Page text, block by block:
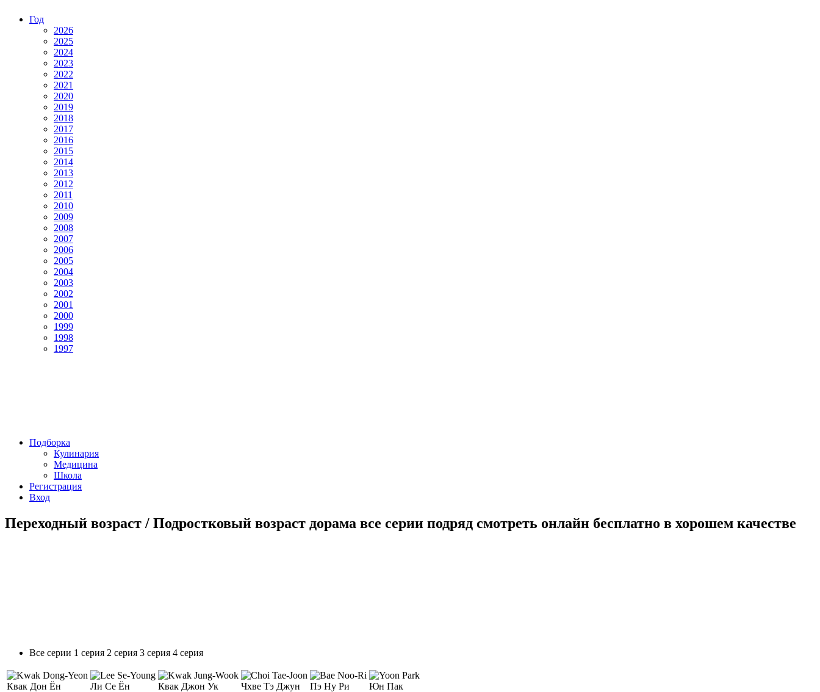
Год
2026
2025
2024
2023
2022
2021
2020
2019
2018
2017
2016
2015
2014
2013
2012
2011
2010
2009
2008
2007
2006
2005
2004
2003
2002
2001
2000
1999
1998
1997
Подборка
Кулинария
Медицина
Школа
Регистрация
Вход
Переходный возраст / Подростковый возраст дорама все серии подряд смотреть онлайн бесплатно в хорошем качестве
Все серии 1 серия 2 серия 3 серия 4 серия
Квак Дон Ён Ли Се Ён Квак Джон Ук Чхве Тэ Джун Пэ Ну Ри
Юн Пак